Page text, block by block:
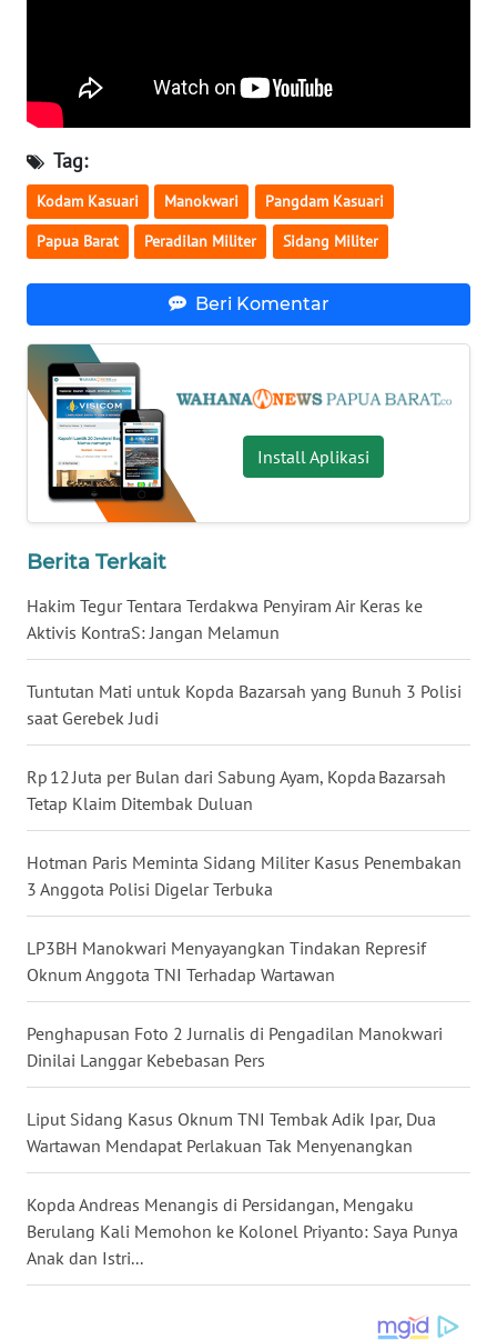
Tag:
Kodam Kasuari Manokwari Pangdam Kasuari
Papua Barat Peradilan Militer Sidang Militer
Beri Komentar
Install Aplikasi
Berita Terkait
Hakim Tegur Tentara Terdakwa Penyiram Air Keras ke
Aktivis KontraS: Jangan Melamun
Tuntutan Mati untuk Kopda Bazarsah yang Bunuh 3 Polisi
saat Gerebek Judi
Rp 12 Juta per Bulan dari Sabung Ayam, Kopda Bazarsah
Tetap Klaim Ditembak Duluan
Hotman Paris Meminta Sidang Militer Kasus Penembakan
3 Anggota Polisi Digelar Terbuka
LP3BH Manokwari Menyayangkan Tindakan Represif
Oknum Anggota TNI Terhadap Wartawan
Penghapusan Foto 2 Jurnalis di Pengadilan Manokwari
Dinilai Langgar Kebebasan Pers
Liput Sidang Kasus Oknum TNI Tembak Adik Ipar, Dua
Wartawan Mendapat Perlakuan Tak Menyenangkan
Kopda Andreas Menangis di Persidangan, Mengaku
Berulang Kali Memohon ke Kolonel Priyanto: Saya Punya
Anak dan Istri...
WN
JOGJA
WN
JATIM
WN
KALBAR
WN
KALTENG
KALTARA
KALSEL
WN
KALTIM
WN
SULSEL
WN
GORONTALO
WN
SULUT
WN
MALUKU
WN
MALUT
WN
DAIRI